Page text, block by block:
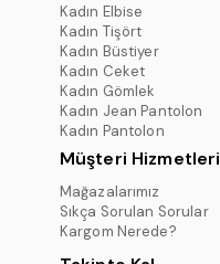
Kadın Elbise
Kadın Tişört
Kadın Büstiyer
Kadın Ceket
Kadın Gömlek
Kadın Jean Pantolon
Kadın Pantolon
Müşteri Hizmetleri
Mağazalarımız
Sıkça Sorulan Sorular
Kargom Nerede?